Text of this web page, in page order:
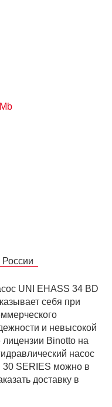
UNI EHASS 34 BD
себя при
и невысокой
Binotto на
насос
30 SERIES можно в
доставку в